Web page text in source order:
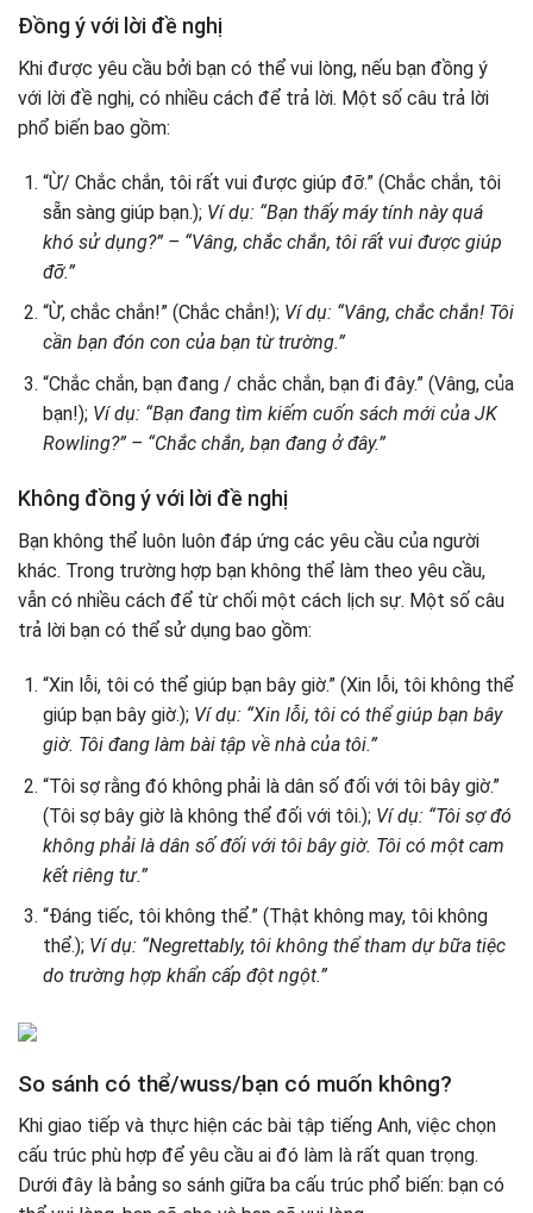
Đồng ý với lời đề nghị
Khi được yêu cầu bởi bạn có thể vui lòng, nếu bạn đồng ý
với lời đề nghị, có nhiều cách để trả lời. Một số câu trả lời
phổ biến bao gồm:
“Ừ/ Chắc chắn, tôi rất vui được giúp đỡ.” (Chắc chắn, tôi
sẵn sàng giúp bạn.); Ví dụ: “Bạn thấy máy tính này quá
khó sử dụng?” – “Vâng, chắc chắn, tôi rất vui được giúp
đỡ.”
“Ừ, chắc chắn!” (Chắc chắn!); Ví dụ: “Vâng, chắc chắn! Tôi
cần bạn đón con của bạn từ trường.”
“Chắc chắn, bạn đang / chắc chắn, bạn đi đây.” (Vâng, của
bạn!);Ví dụ: “Bạn đang tìm kiếm cuốn sách mới của JK
Rowling?” – “Chắc chắn, bạn đang ở đây.”
Không đồng ý với lời đề nghị
Bạn không thể luôn luôn đáp ứng các yêu cầu của người
khác. Trong trường hợp bạn không thể làm theo yêu cầu,
vẫn có nhiều cách để từ chối một cách lịch sự. Một số câu
trả lời bạn có thể sử dụng bao gồm:
“Xin lỗi, tôi có thể giúp bạn bây giờ.” (Xin lỗi, tôi không thể
giúp bạn bây giờ.); Ví dụ: “Xin lỗi, tôi có thể giúp bạn bây
giờ. Tôi đang làm bài tập về nhà của tôi.”
“Tôi sợ rằng đó không phải là dân số đối với tôi bây giờ.”
(Tôi sợ bây giờ là không thể đối với tôi.); Ví dụ: “Tôi sợ đó
không phải là dân số đối với tôi bây giờ. Tôi có một cam
kết riêng tư.”
“Đáng tiếc, tôi không thể.” (Thật không may, tôi không
thể.); Ví dụ: “Negrettably, tôi không thể tham dự bữa tiệc
do trường hợp khẩn cấp đột ngột.”
So sánh có thể/wuss/bạn có muốn không?
Khi giao tiếp và thực hiện các bài tập tiếng Anh, việc chọn
cấu trúc phù hợp để yêu cầu ai đó làm là rất quan trọng.
Dưới đây là bảng so sánh giữa ba cấu trúc phổ biến: bạn có